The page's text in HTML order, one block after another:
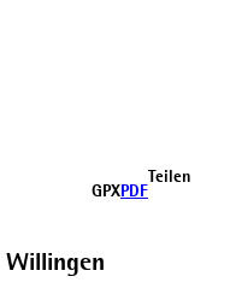
GPXPDF
Teilen